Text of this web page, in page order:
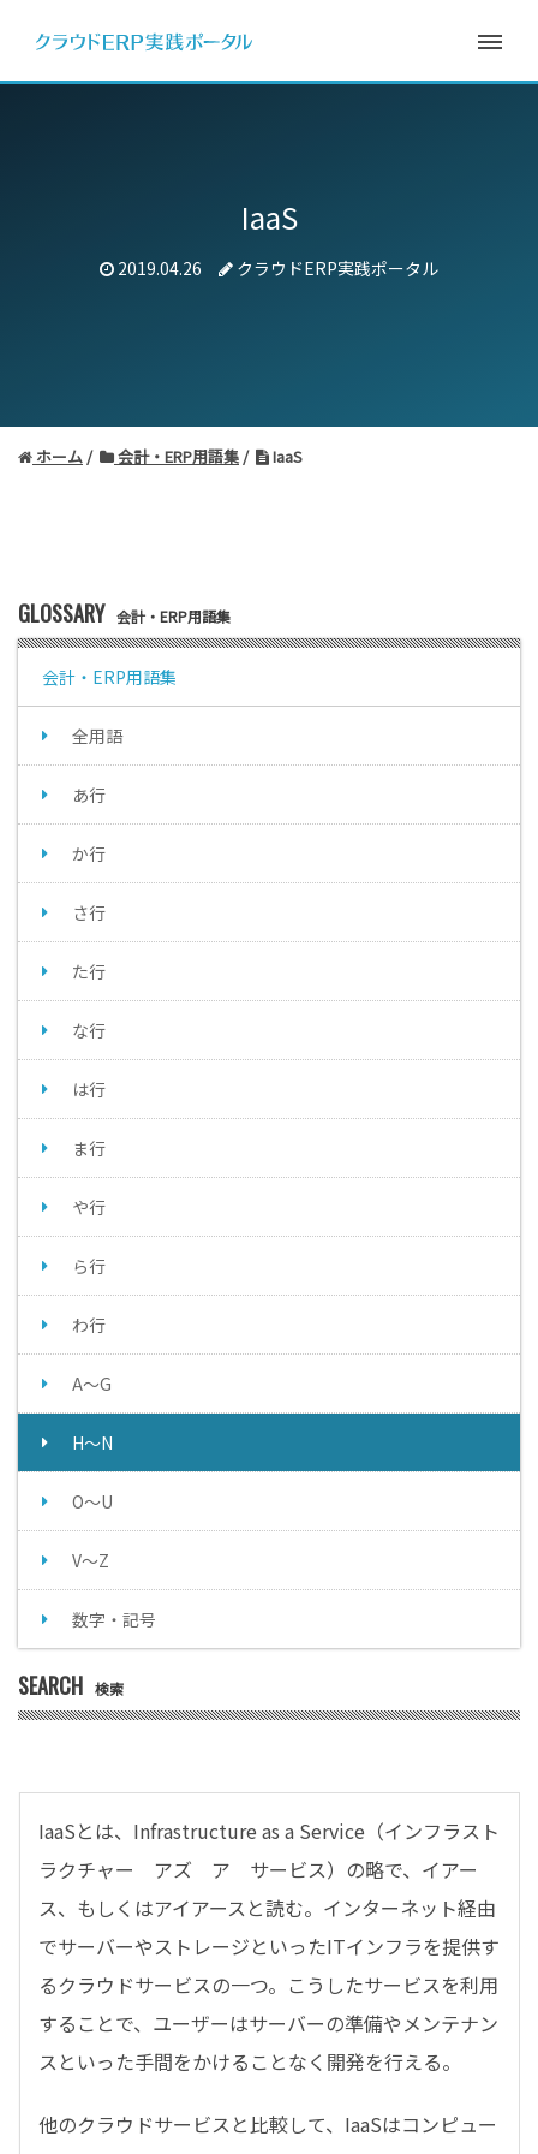
IaaS
2019.04.26 クラウドERP実践ポータル
ホーム 会計・ERP用語集 IaaS
GLOSSARY 会計・ERP用語集
会計・ERP用語集
全用語
あ行
か行
さ行
た行
な行
は行
ま行
や行
ら行
わ行
A～G
H～N
O～U
V～Z
数字・記号
SEARCH 検索
IaaSとは、Infrastructure as a Service（インフラスト
ラクチャー アズ ア サービス）の略で、イアー
ス、もしくはアイアースと読む。インターネット経由
でサーバーやストレージといったITインフラを提供す
るクラウドサービスの一つ。こうしたサービスを利用
することで、ユーザーはサーバーの準備やメンテナン
スといった手間をかけることなく開発を行える。
他のクラウドサービスと比較して、IaaSはコンピュー